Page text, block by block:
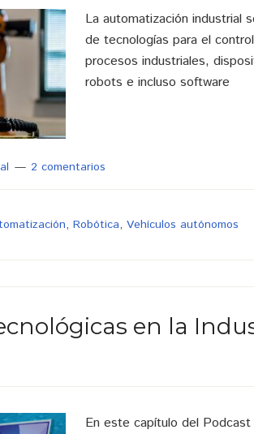
La automatización industrial
de tecnologías para el
procesos industriales,
robots e incluso software
2 comentarios
, Robótica, Vehículos autónomos
en la
En este capítulo del